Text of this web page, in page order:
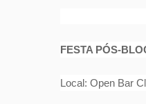
FESTA PÓS-
Local: Open Bar